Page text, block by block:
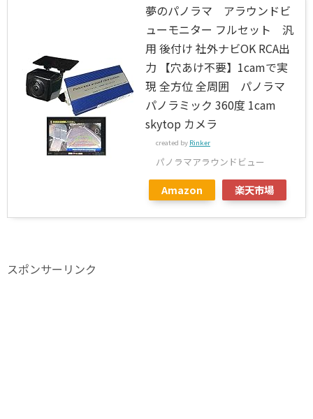
夢のパノラマ アラウンドビ
ューモニター フルセット 汎
用 後付け 社外ナビOK RCA出
力 【穴あけ不要】1camで実
現 全方位 全周囲 パノラマ
パノラミック 360度 1cam
skytop カメラ
created by Rinker
パノラマアラウンドビュー
Amazon 楽天市場
スポンサーリンク